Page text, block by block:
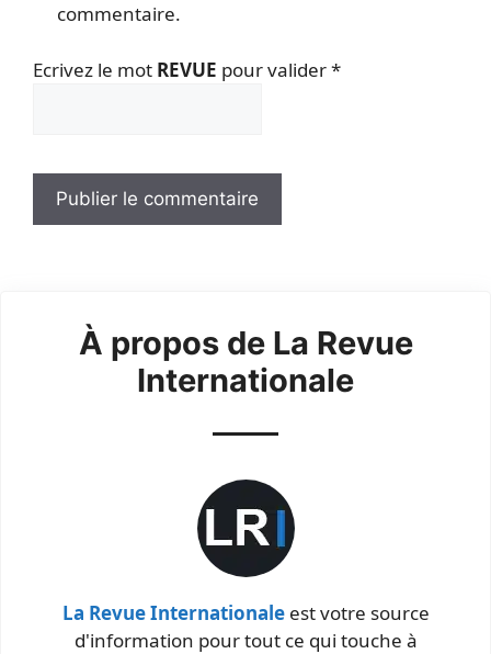
commentaire.
Ecrivez le mot REVUE pour valider*
À propos de La Revue
Internationale
La Revue Internationaleest votre source
d'information pour tout ce qui touche à